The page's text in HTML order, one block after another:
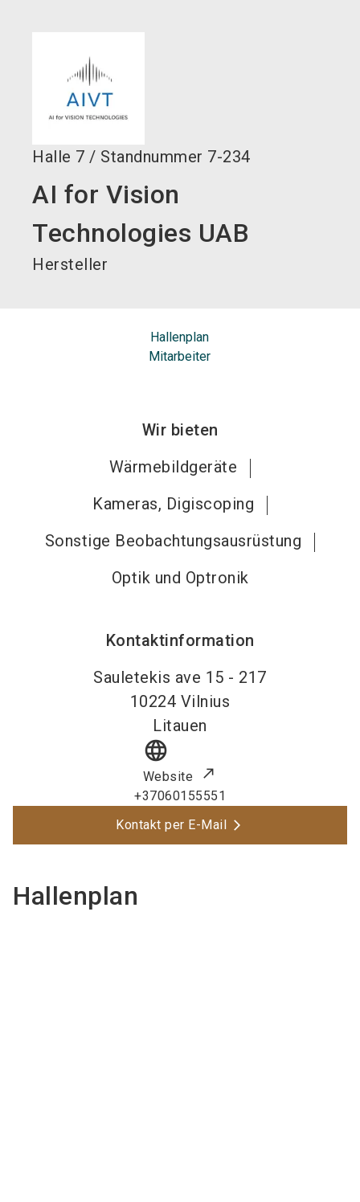
Halle 7 / Standnummer 7-234
AI for Vision
Technologies UAB
Hersteller
Hallenplan
Mitarbeiter
Wir bieten
Wärmebildgeräte
Kameras, Digiscoping
Sonstige Beobachtungsausrüstung
Optik und Optronik
Kontaktinformation
Sauletekis ave 15 - 217
10224 Vilnius
Litauen
language
Website
+37060155551
Kontakt per E-Mail
Hallenplan